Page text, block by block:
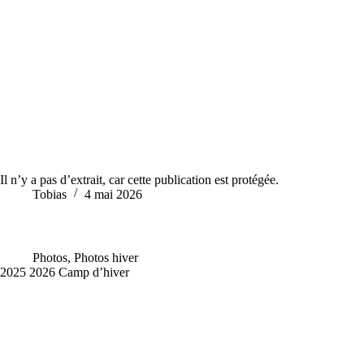
Il n’y a pas d’extrait, car cette publication est protégée.
Tobias
4 mai 2026
Photos, Photos hiver
2025 2026 Camp d’hiver